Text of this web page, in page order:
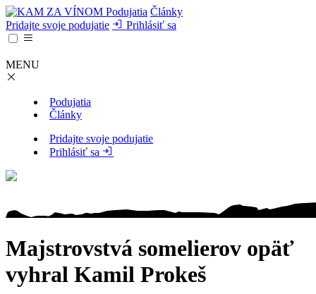
Podujatia Články
Pridajte svoje podujatie
Prihlásiť sa
MENU
Podujatia
Články
Pridajte svoje podujatie
Prihlásiť sa
Majstrovstvá somelierov opäť
vyhral Kamil Prokeš